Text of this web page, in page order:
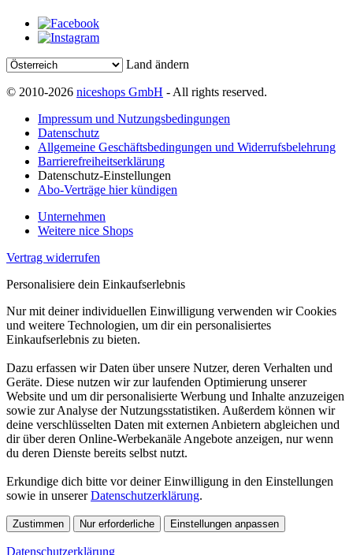
Land ändern
© 2010-2026 niceshops GmbH - All rights reserved.
Impressum und Nutzungsbedingungen
Datenschutz
Allgemeine Geschäftsbedingungen und Widerrufsbelehrung
Barrierefreiheitserklärung
Datenschutz-Einstellungen
Abo-Verträge hier kündigen
Unternehmen
Weitere nice Shops
Vertrag widerrufen
Personalisiere dein Einkaufserlebnis
Nur mit deiner individuellen Einwilligung verwenden wir Cookies
und weitere Technologien, um dir ein personalisiertes
Einkaufserlebnis zu bieten.
Dazu erfassen wir Daten über unsere Nutzer, deren Verhalten und
Geräte. Diese nutzen wir zur laufenden Optimierung unserer
Website und um dir personalisierte Werbung und Inhalte anzuzeigen
sowie zur Analyse der Nutzungsstatistiken. Außerdem können wir
deine verschlüsselten Daten mit externen Anbietern abgleichen und
dir über deren Online-Werbekanäle Angebote anzeigen, nur wenn
du deren Dienste bereits selbst nutzt.
Erkundige dich bitte vor deiner Einwilligung in den Einstellungen
sowie in unsererDatenschutzerklärung.
Zustimmen Nur erforderliche Einstellungen anpassen
Datenschutzerklärung